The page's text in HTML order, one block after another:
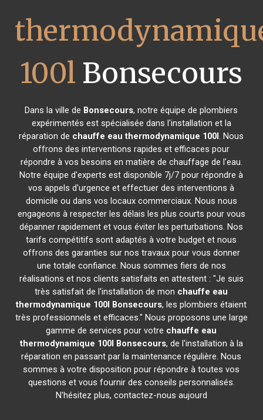
100l Bonsecours
Dans la ville de Bonsecours, notre équipe de plombiers
expérimentés est spécialisée dans l'installation et la
réparation de chauffe eau thermodynamique 100l. Nous
offrons des interventions rapides et efficaces pour
répondre à vos besoins en matière de chauffage de l'eau.
Notre équipe d'experts est disponible 7j/7 pour répondre à
vos appels d'urgence et effectuer des interventions à
domicile ou dans vos locaux commerciaux. Nous nous
engageons à respecter les délais les plus courts pour vous
dépanner rapidement et vous éviter les perturbations. Nos
tarifs compétitifs sont adaptés à votre budget et nous
offrons des garanties sur nos travaux pour vous donner
une totale confiance. Nous sommes fiers de nos
réalisations et nos clients satisfaits en attestent : "Je suis
très satisfait de l'installation de mon chauffe eau
thermodynamique 100l Bonsecours, les plombiers étaient
très professionnels et efficaces." Nous proposons une large
gamme de services pour votre chauffe eau
thermodynamique 100l Bonsecours, de l'installation à la
réparation en passant par la maintenance régulière. Nous
sommes à votre disposition pour répondre à toutes vos
questions et vous fournir des conseils personnalisés.
N'hésitez plus, contactez-nous aujourd